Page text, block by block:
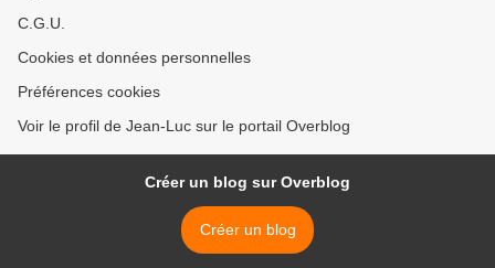
C.G.U.
Cookies et données personnelles
Préférences cookies
Voir le profil de Jean-Luc sur le portail Overblog
Créer un blog sur Overblog
Créer un blog